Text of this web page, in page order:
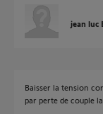
jean luc
Baisser la tension
par perte de couple